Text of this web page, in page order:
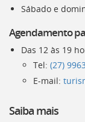
Sábado e
Agendamento
Das 12 às 19
Tel: (27)
E-mail:
Saiba mais